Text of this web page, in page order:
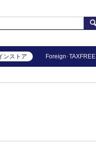
ンストア Foreign･TAXFREE